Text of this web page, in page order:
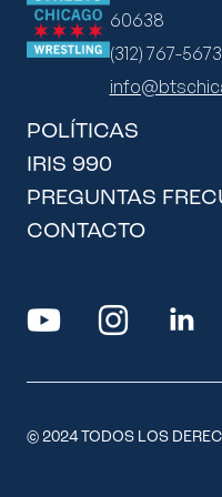
60638
(312) 767-5673
POLÍTICAS
IRIS 990
PREGUNTAS
CONTACTO
© 2024 TODOS LOS